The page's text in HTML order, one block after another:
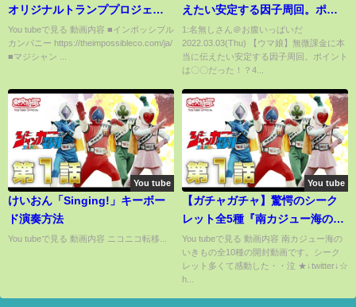
オリジナルトランププロジェク
ト」
You tubeで見る 動画内容 ■インポッシブル
カンパニー https://theimpossibleco.com/ja/
■マジシャン ...
えたい安定する因子周回。ポイ
ントは〇〇だった！？4000回以
上育成しているプロが解説しま
す【新シナリオ】
1:名無しさん＠お腹いっぱいだ
2022.03.03(Thu) 【ウマ娘】無微課金に本
当に伝えたい安定する因子周回。ポイント
は〇〇だった！？4...
You tube
けいおん「Singing!」キーボー
ド演奏方法
You tubeで見る 動画内容 ニコニコ転移...
You tube
【ガチャガチャ】驚愕のシーク
レット全5種『南カジュー海のい
きもの』全10種 開封レビュー
Capsule Toys【おもちゃ】タマ
ネゲソがマジやばすぎる
You tubeで見る 動画内容 南カジュー海の
いきもの全10種の開封動画です。シーク
レット多くて感動した・・泣 ★↓twitter↓☆
h...